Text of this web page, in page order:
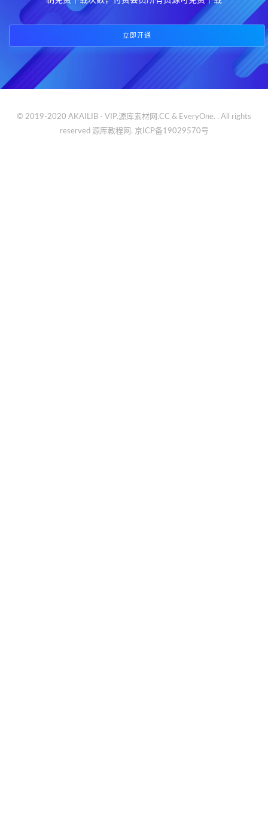
立即开通
© 2019-2020 AKAILIB - VIP.源库素材网.CC & EveryOne. . All rights
reserved 源库教程网. 京ICP备19029570号